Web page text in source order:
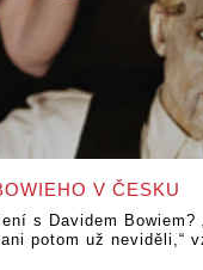
V ČESKU
s Davidem Bowiem?
potom už neviděli,“